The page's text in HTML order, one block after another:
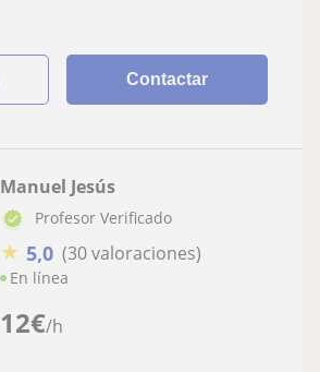
Contactar
12€/h
Manuel Jesús
Profesor Verificado
★ 5,0 (30 valoraciones)
En línea